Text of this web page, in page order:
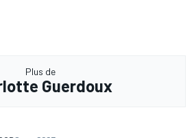
Plus de
Guerdoux